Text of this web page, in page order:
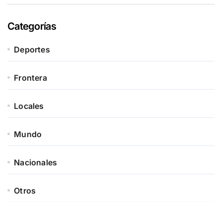
Categorías
Deportes
Frontera
Locales
Mundo
Nacionales
Otros